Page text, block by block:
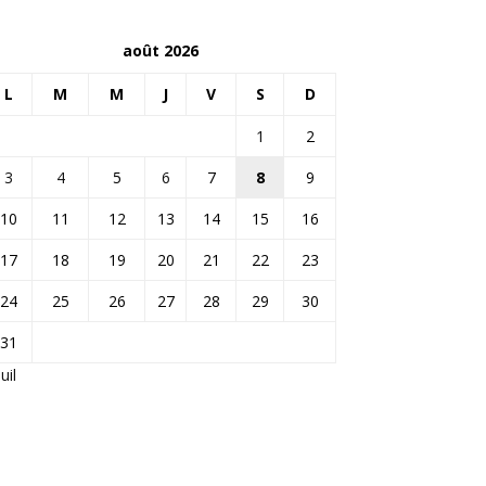
août 2026
L M M J V S D
1
2
3
4 5 6 7 8
9
10
11 12 13 14 15
16
17
18 19 20 21 22
23
24
25 26 27 28 29
30
31